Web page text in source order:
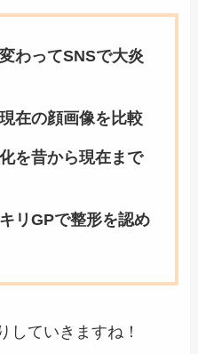
わってSNSで大炎
在の顔画像を比較
を昔から現在まで
リGPで整形を認め
していきますね！